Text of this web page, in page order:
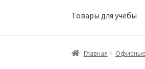
Товары для учёбы
Главная